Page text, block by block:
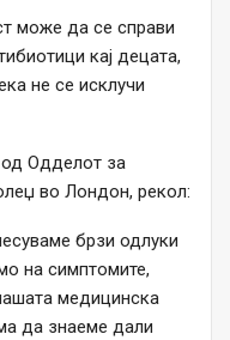
може да се справи
кај децата,
не се исклучи
Одделот за
во Лондон, рекол:
брзи одлуки
на симптомите,
медицинска
да знаеме дали